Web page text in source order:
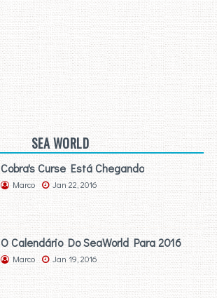
SEA WORLD
Cobra's Curse Está Chegando
Marco Jan 22, 2016
O Calendário Do SeaWorld Para 2016
Marco Jan 19, 2016